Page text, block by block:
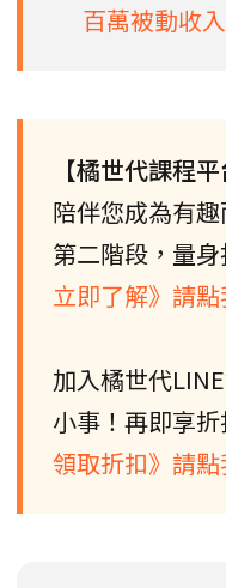
百萬被動收
【橘世代課程平
陪伴您成為有
第二階段，量
立即了解》請
加入橘世代
小事！再即享折
領取折扣》請